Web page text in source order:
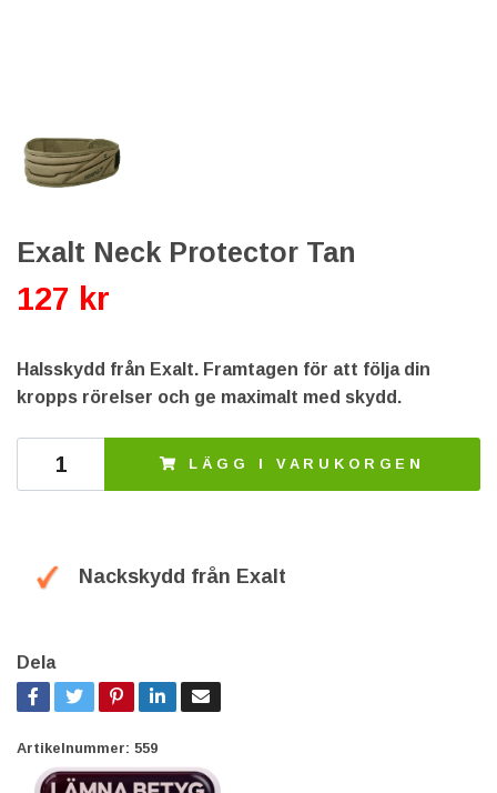
Exalt Neck Protector Tan
127 kr
Halsskydd från Exalt. Framtagen för att följa din
kropps rörelser och ge maximalt med skydd.
LÄGG I VARUKORGEN
Nackskydd från Exalt
Dela
Artikelnummer: 559